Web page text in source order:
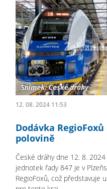
12. 08. 2024 11:53
Dodávka
polovině
České dráhy dne 12. 8.
jednotek řady 847 je v
RegioFoxů, což představuje